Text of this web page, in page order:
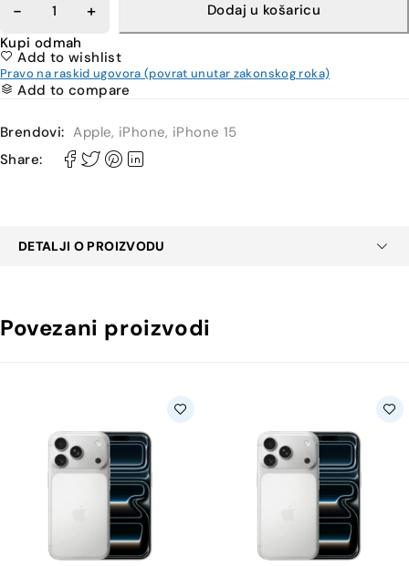
Dodaj u košaricu
Kupi odmah
Add to wishlist
Pravo na raskid ugovora (povrat unutar zakonskog roka)
Add to compare
Brendovi: Apple, iPhone, iPhone 15
Share:
DETALJI O PROIZVODU
Povezani proizvodi